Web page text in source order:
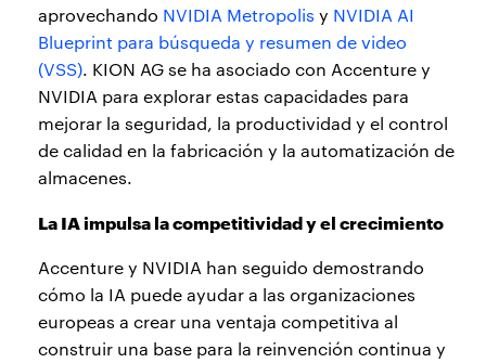
aprovechando NVIDIA Metropolis y NVIDIA AI
Blueprint para búsqueda y resumen de video
(VSS). KION AG se ha asociado con Accenture y
NVIDIA para explorar estas capacidades para
mejorar la seguridad, la productividad y el control
de calidad en la fabricación y la automatización de
almacenes.
La IA impulsa la competitividad y el crecimiento
Accenture y NVIDIA han seguido demostrando
cómo la IA puede ayudar a las organizaciones
europeas a crear una ventaja competitiva al
construir una base para la reinvención continua y